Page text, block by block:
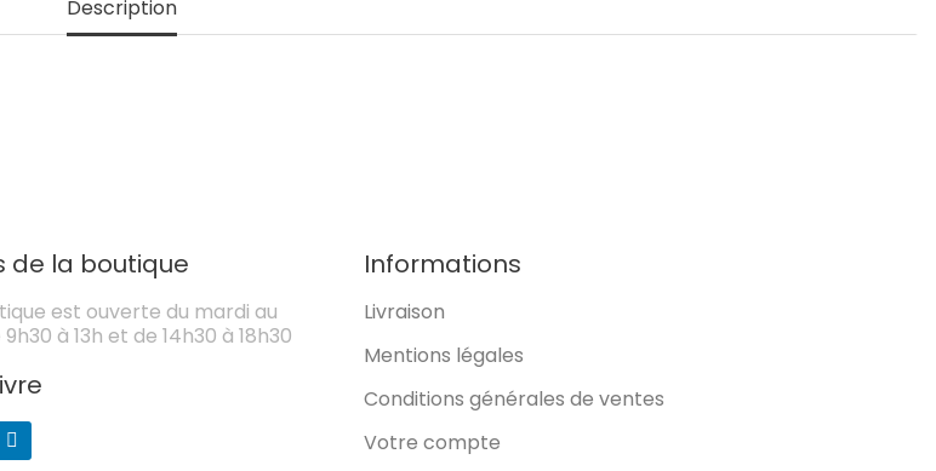
Description
de la boutique
est ouverte du mardi au
à 13h et de 14h30 à 18h30
Informations
Livraison
Mentions légales
Conditions générales de ventes
Votre compte